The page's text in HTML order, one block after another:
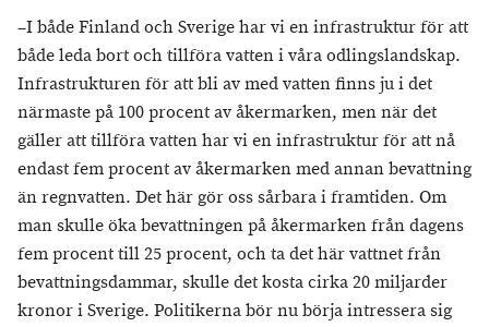
–I både Finland och Sverige har vi en infrastruktur för att
både leda bort och tillföra vatten i våra odlingslandskap.
Infrastrukturen för att bli av med vatten finns ju i det
närmaste på 100 procent av åkermarken, men när det
gäller att tillföra vatten har vi en infrastruktur för att nå
endast fem procent av åkermarken med annan bevattning
än regnvatten. Det här gör oss sårbara i framtiden. Om
man skulle öka bevattningen på åkermarken från dagens
fem procent till 25 procent, och ta det här vattnet från
bevattningsdammar, skulle det kosta cirka 20 miljarder
kronor i Sverige. Politikerna bör nu börja intressera sig